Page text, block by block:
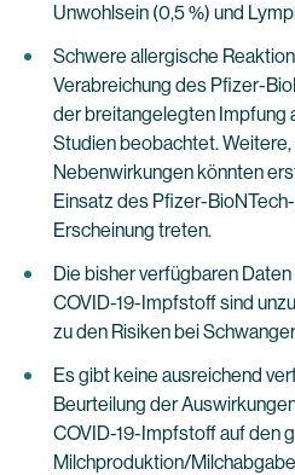
Unwohlsein (0,5 %) und
Schwere allergische
Verabreichung des Pfizer-
der breitangelegten Impfung
Studien beobachtet.
Nebenwirkungen könnten
Einsatz des Pfizer-
Erscheinung treten.
Die bisher verfügbaren
COVID-19-Impfstoff sind
zu den Risiken bei
Es gibt keine ausreichend
Beurteilung der
COVID-19-Impfstoff auf den
Milchproduktion/